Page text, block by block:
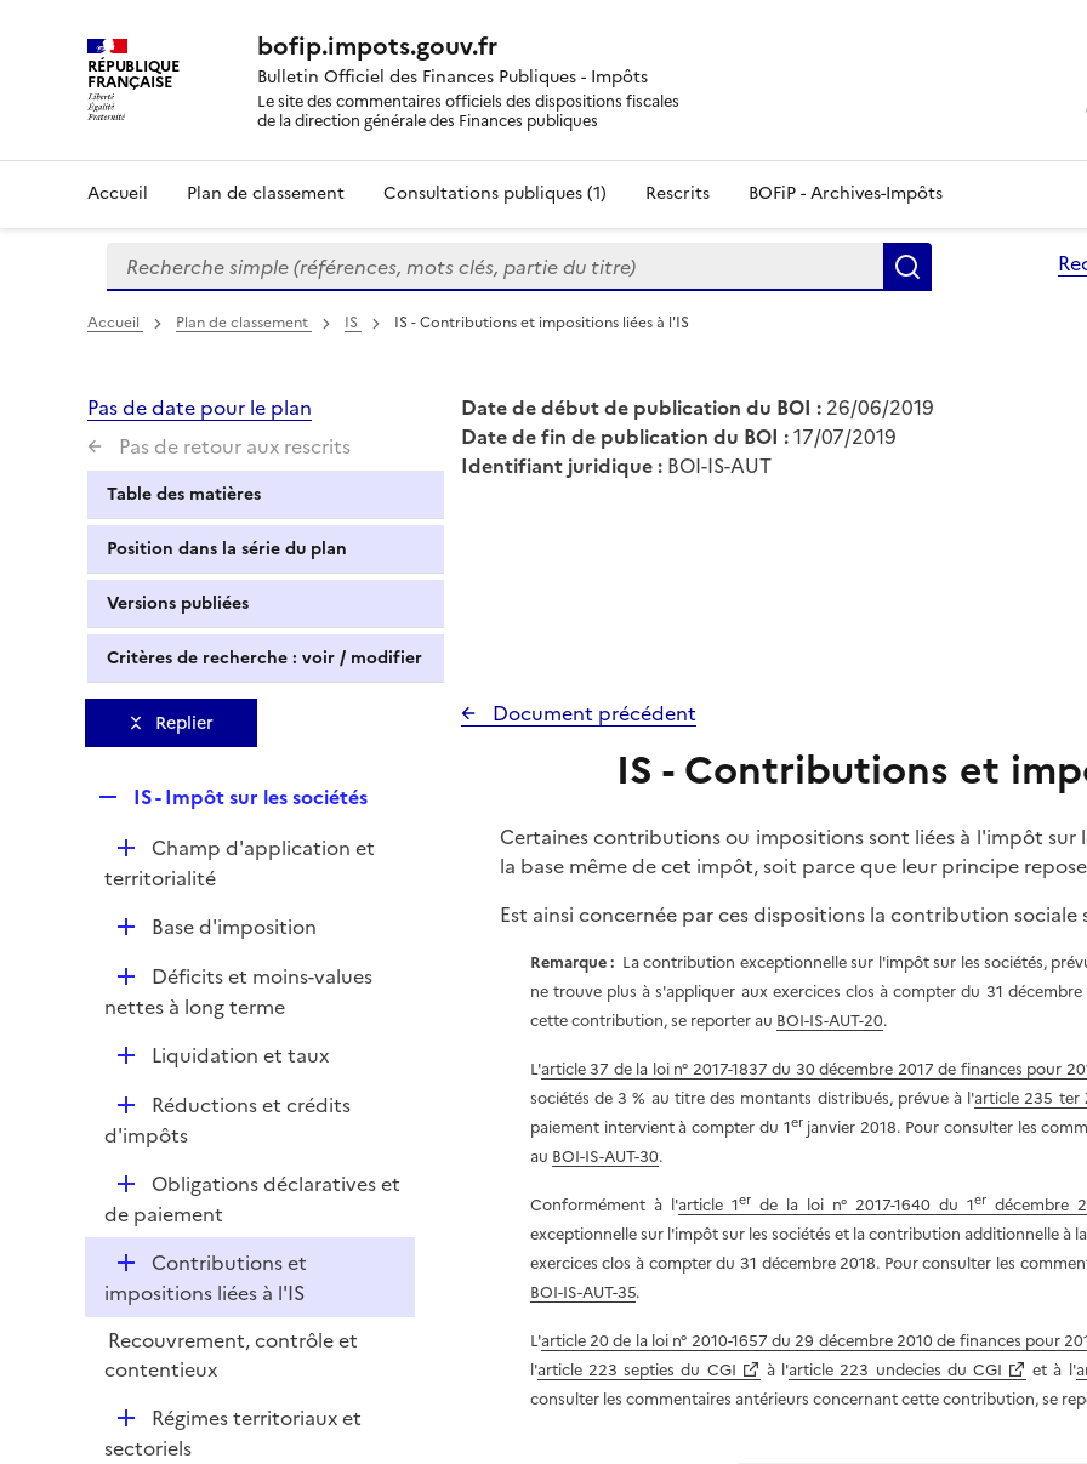
RÉPUBLIQUE
FRANÇAISE
bofip.impots.gouv.fr
Bulletin Officiel des Finances Publiques - Impôts
Le site des commentaires officiels des dispositions fiscales
de la direction générale des Finances publiques
Accueil Plan de classement Consultations publiques (1) Rescrits BOFiP - Archives-Impôts
Formulaire
de
recherche
Recherche simple (références, mots clés, partie du titre)
Accueil Plan de classement IS IS - Contributions et impositions liées à l'IS
Pas de date pour le plan
Pas de retour aux rescrits
Table des matières
Position dans la série du plan
Versions publiées
Critères de recherche : voir / modifier
Date de début de publication du BOI : 26/06/2019
Date de fin de publication du BOI :17/07/2019
Identifiant juridique : BOI-IS-AUT
Replier
p
l
i
e
r
IS - Impôt sur les sociétés
D
é
r
Champ d'application et
territorialité
D
l
Base d'imposition
D
é
r
Déficits et moins-values
nettes à long terme
D
l
r
Liquidation et taux
D
é
i
Réductions et crédits
d'impôts
D
é
p
i
r
Obligations déclaratives et
de paiement
D
é
p
l
i
Contributions et
impositions liées à l'IS
Recouvrement, contrôle et
contentieux
D
é
Régimes territoriaux et
sectoriels
Document précédent
IS - Contributions et
Certaines contributions ou impositions sont liées à l'impôt sur
la base même de cet impôt, soit parce que leur principe
Est ainsi concernée par ces dispositions la contribution sociale
Remarque : La contribution exceptionnelle sur l'impôt sur les sociétés,
ne trouve plus à s'appliquer aux exercices clos à compter du 31
cette contribution, se reporter au BOI-IS-AUT-20.
L'article 37 de la loi n° 2017-1837 du 30 décembre 2017 de finances pour
sociétés de 3 % au titre des montants distribués, prévue à l'article 235 ter
paiement intervient à compter du 1erjanvier 2018. Pour consulter les
au BOI-IS-AUT-30.
Conformément à l'article 1erde la loi n° 2017-1640 du 1erdécembre
exceptionnelle sur l'impôt sur les sociétés et la contribution additionnelle
exercices clos à compter du 31 décembre 2018. Pour consulter les
BOI-IS-AUT-35.
L'article 20 de la loi n° 2010-1657 du 29 décembre 2010 de finances pour
l'article 223 septies du CGI à l'article 223 undecies du CGI et à l'
consulter les commentaires antérieurs concernant cette contribution, se